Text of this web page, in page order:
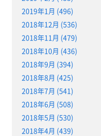
2019年1月 (496)
2018年12月 (536)
2018年11月 (479)
2018年10月 (436)
2018年9月 (394)
2018年8月 (425)
2018年7月 (541)
2018年6月 (508)
2018年5月 (530)
2018年4月 (439)